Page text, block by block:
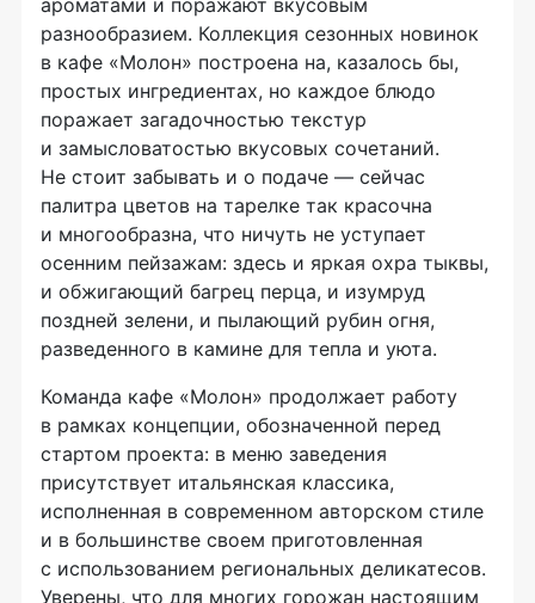
разнообразием. Коллекция сезонных новинок
в кафе «Молон» построена на, казалось бы,
простых ингредиентах, но каждое блюдо
поражает загадочностью текстур
и замысловатостью вкусовых сочетаний.
Не стоит забывать и о подаче — сейчас
палитра цветов на тарелке так красочна
и многообразна, что ничуть не уступает
осенним пейзажам: здесь и яркая охра тыквы,
и обжигающий багрец перца, и изумруд
поздней зелени, и пылающий рубин огня,
разведенного в камине для тепла и уюта.
Команда кафе «Молон» продолжает работу
в рамках концепции, обозначенной перед
стартом проекта: в меню заведения
присутствует итальянская классика,
исполненная в современном авторском стиле
и в большинстве своем приготовленная
с использованием региональных деликатесов.
Уверены, что для многих горожан настоящим